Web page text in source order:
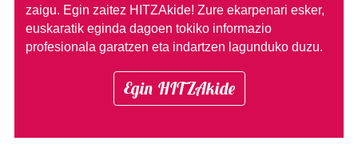
zaigu. Egin zaitez HITZAkide! Zure ekarpenari esker,
euskaratik eginda dagoen tokiko informazio
profesionala garatzen eta indartzen lagunduko duzu.
Egin HITZAkide